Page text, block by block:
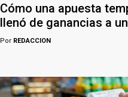
Cómo una apuesta
llenó de ganancias a
Por REDACCION